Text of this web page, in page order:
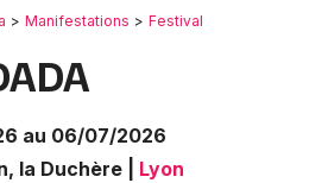
Manifestations Festival
au 06/07/2026
la Duchère
Lyon
de lieu
Effacer les dates
Ce week-end Autre